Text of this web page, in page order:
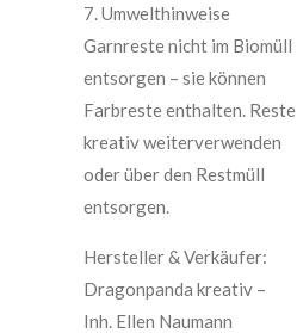
7. Umwelthinweise
Garnreste nicht im Biomüll
entsorgen – sie können
Farbreste enthalten. Reste
kreativ weiterverwenden
oder über den Restmüll
entsorgen.
Hersteller & Verkäufer:
Dragonpanda kreativ –
Inh. Ellen Naumann